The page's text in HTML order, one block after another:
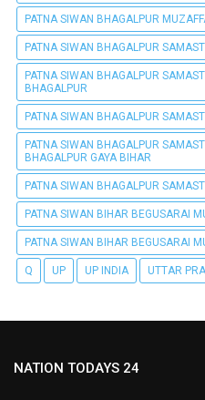
PATNA SIWAN BHAGALPUR
PATNA SIWAN BHAGALPUR
PATNA SIWAN BHAGALPUR
BHAGALPUR
PATNA SIWAN BHAGALPUR
PATNA SIWAN BHAGALPUR
BHAGALPUR GAYA BIHAR
PATNA SIWAN BHAGALPUR
PATNA SIWAN BIHAR BEGUSARAI
PATNA SIWAN BIHAR BEGUSARAI
Q UP UP INDIA UTTAR
NATION TODAYS 24